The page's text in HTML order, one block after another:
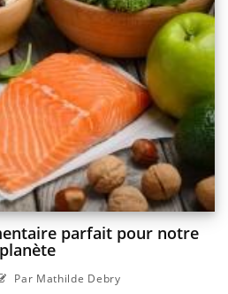
parfait pour notre
Par Mathilde Debry